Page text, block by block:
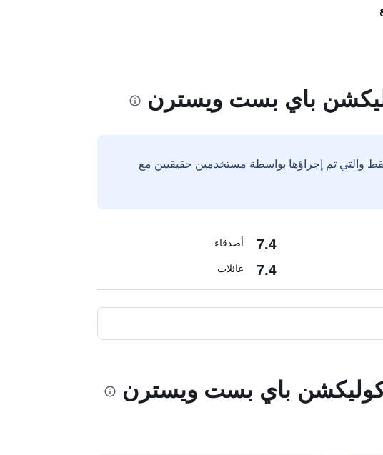
باي بست ويسترن
والتي تم إجراؤها بواسطة مستخدمين حقيقيين مع
7.4 أصدقاء
7.4 عائلات
كوليكشن باي بست ويسترن